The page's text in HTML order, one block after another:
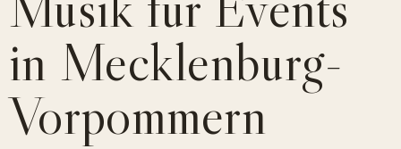
in Mecklenburg-
Vorpommern